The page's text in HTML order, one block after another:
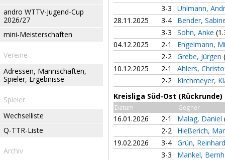
andro WTTV-Jugend-Cup
2026/27
mini-Meisterschaften
Vereine
Adressen, Mannschaften,
Spieler, Ergebnisse
Spieler
Wechselliste
Q-TTR-Liste
Archiv
3-3
Uhlmann,
28.11.2025
3-4
Bender,
3-3
Sohn, Anke
04.12.2025
2-1
Engelmann,
2-2 Grebe, Jürgen
10.12.2025
2-1
Ahlers,
2-2
Kirchmeyer,
Kreisliga Süd-Ost (Rückrunde)
Datum Gegner
16.01.2026 2-1 Malag, Daniel
2-2
Hießerich,
19.02.2026
3-4 Grün,
3-3
Mankel,